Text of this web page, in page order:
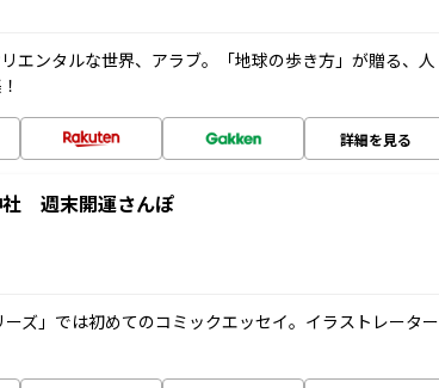
エンタルな世界、アラブ。「地球の歩き方」が贈る、人
詳細を見る
週末開運さんぽ
ズ」では初めてのコミックエッセイ。イラストレーター